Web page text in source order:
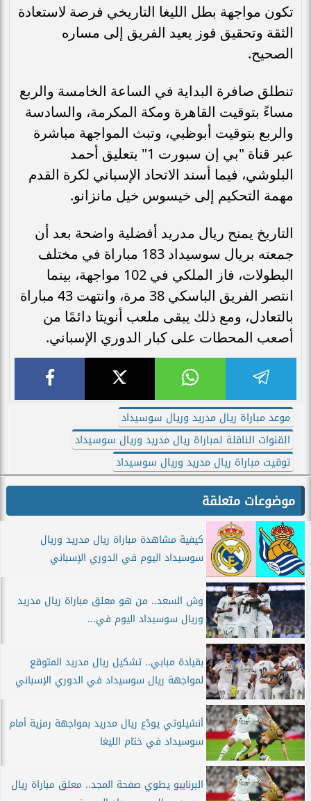
تكون مواجهة بطل الليغا التاريخي فرصة لاستعادة
الثقة وتحقيق فوز يعيد الفريق إلى مساره
الصحيح.
تنطلق صافرة البداية في الساعة الخامسة والربع
مساءً بتوقيت القاهرة ومكة المكرمة، والسادسة
والربع بتوقيت أبوظبي، وتبث المواجهة مباشرة
عبر قناة "بي إن سبورت 1" بتعليق أحمد
البلوشي، فيما أسند الاتحاد الإسباني لكرة القدم
مهمة التحكيم إلى خيسوس خيل مانزانو.
التاريخ يمنح ريال مدريد أفضلية واضحة بعد أن
جمعته بريال سوسيداد 183 مباراة في مختلف
البطولات، فاز الملكي في 102 مواجهة، بينما
انتصر الفريق الباسكي 38 مرة، وانتهت 43 مباراة
بالتعادل، ومع ذلك يبقى ملعب أنويتا دائمًا من
أصعب المحطات على كبار الدوري الإسباني.
موعد مباراة ريال مدريد وريال سوسيداد
القنوات الناقلة لمباراة ريال مدريد وريال سوسيداد
توقيت مباراة ريال مدريد وريال سوسيداد
موضوعات متعلقة
كيفية مشاهدة مباراة ريال مدريد وريال
سوسيداد اليوم في الدوري الإسباني
وش السعد.. من هو معلق مباراة ريال مدريد
وريال سوسيداد اليوم في...
بقيادة مبابي.. تشكيل ريال مدريد المتوقع
لمواجهة ريال سوسيداد في الدوري الإسباني
أنشيلوتي يودّع ريال مدريد بمواجهة رمزية أمام
سوسيداد في ختام الليغا
البرنابيو يطوي صفحة المجد.. معلق مباراة ريال